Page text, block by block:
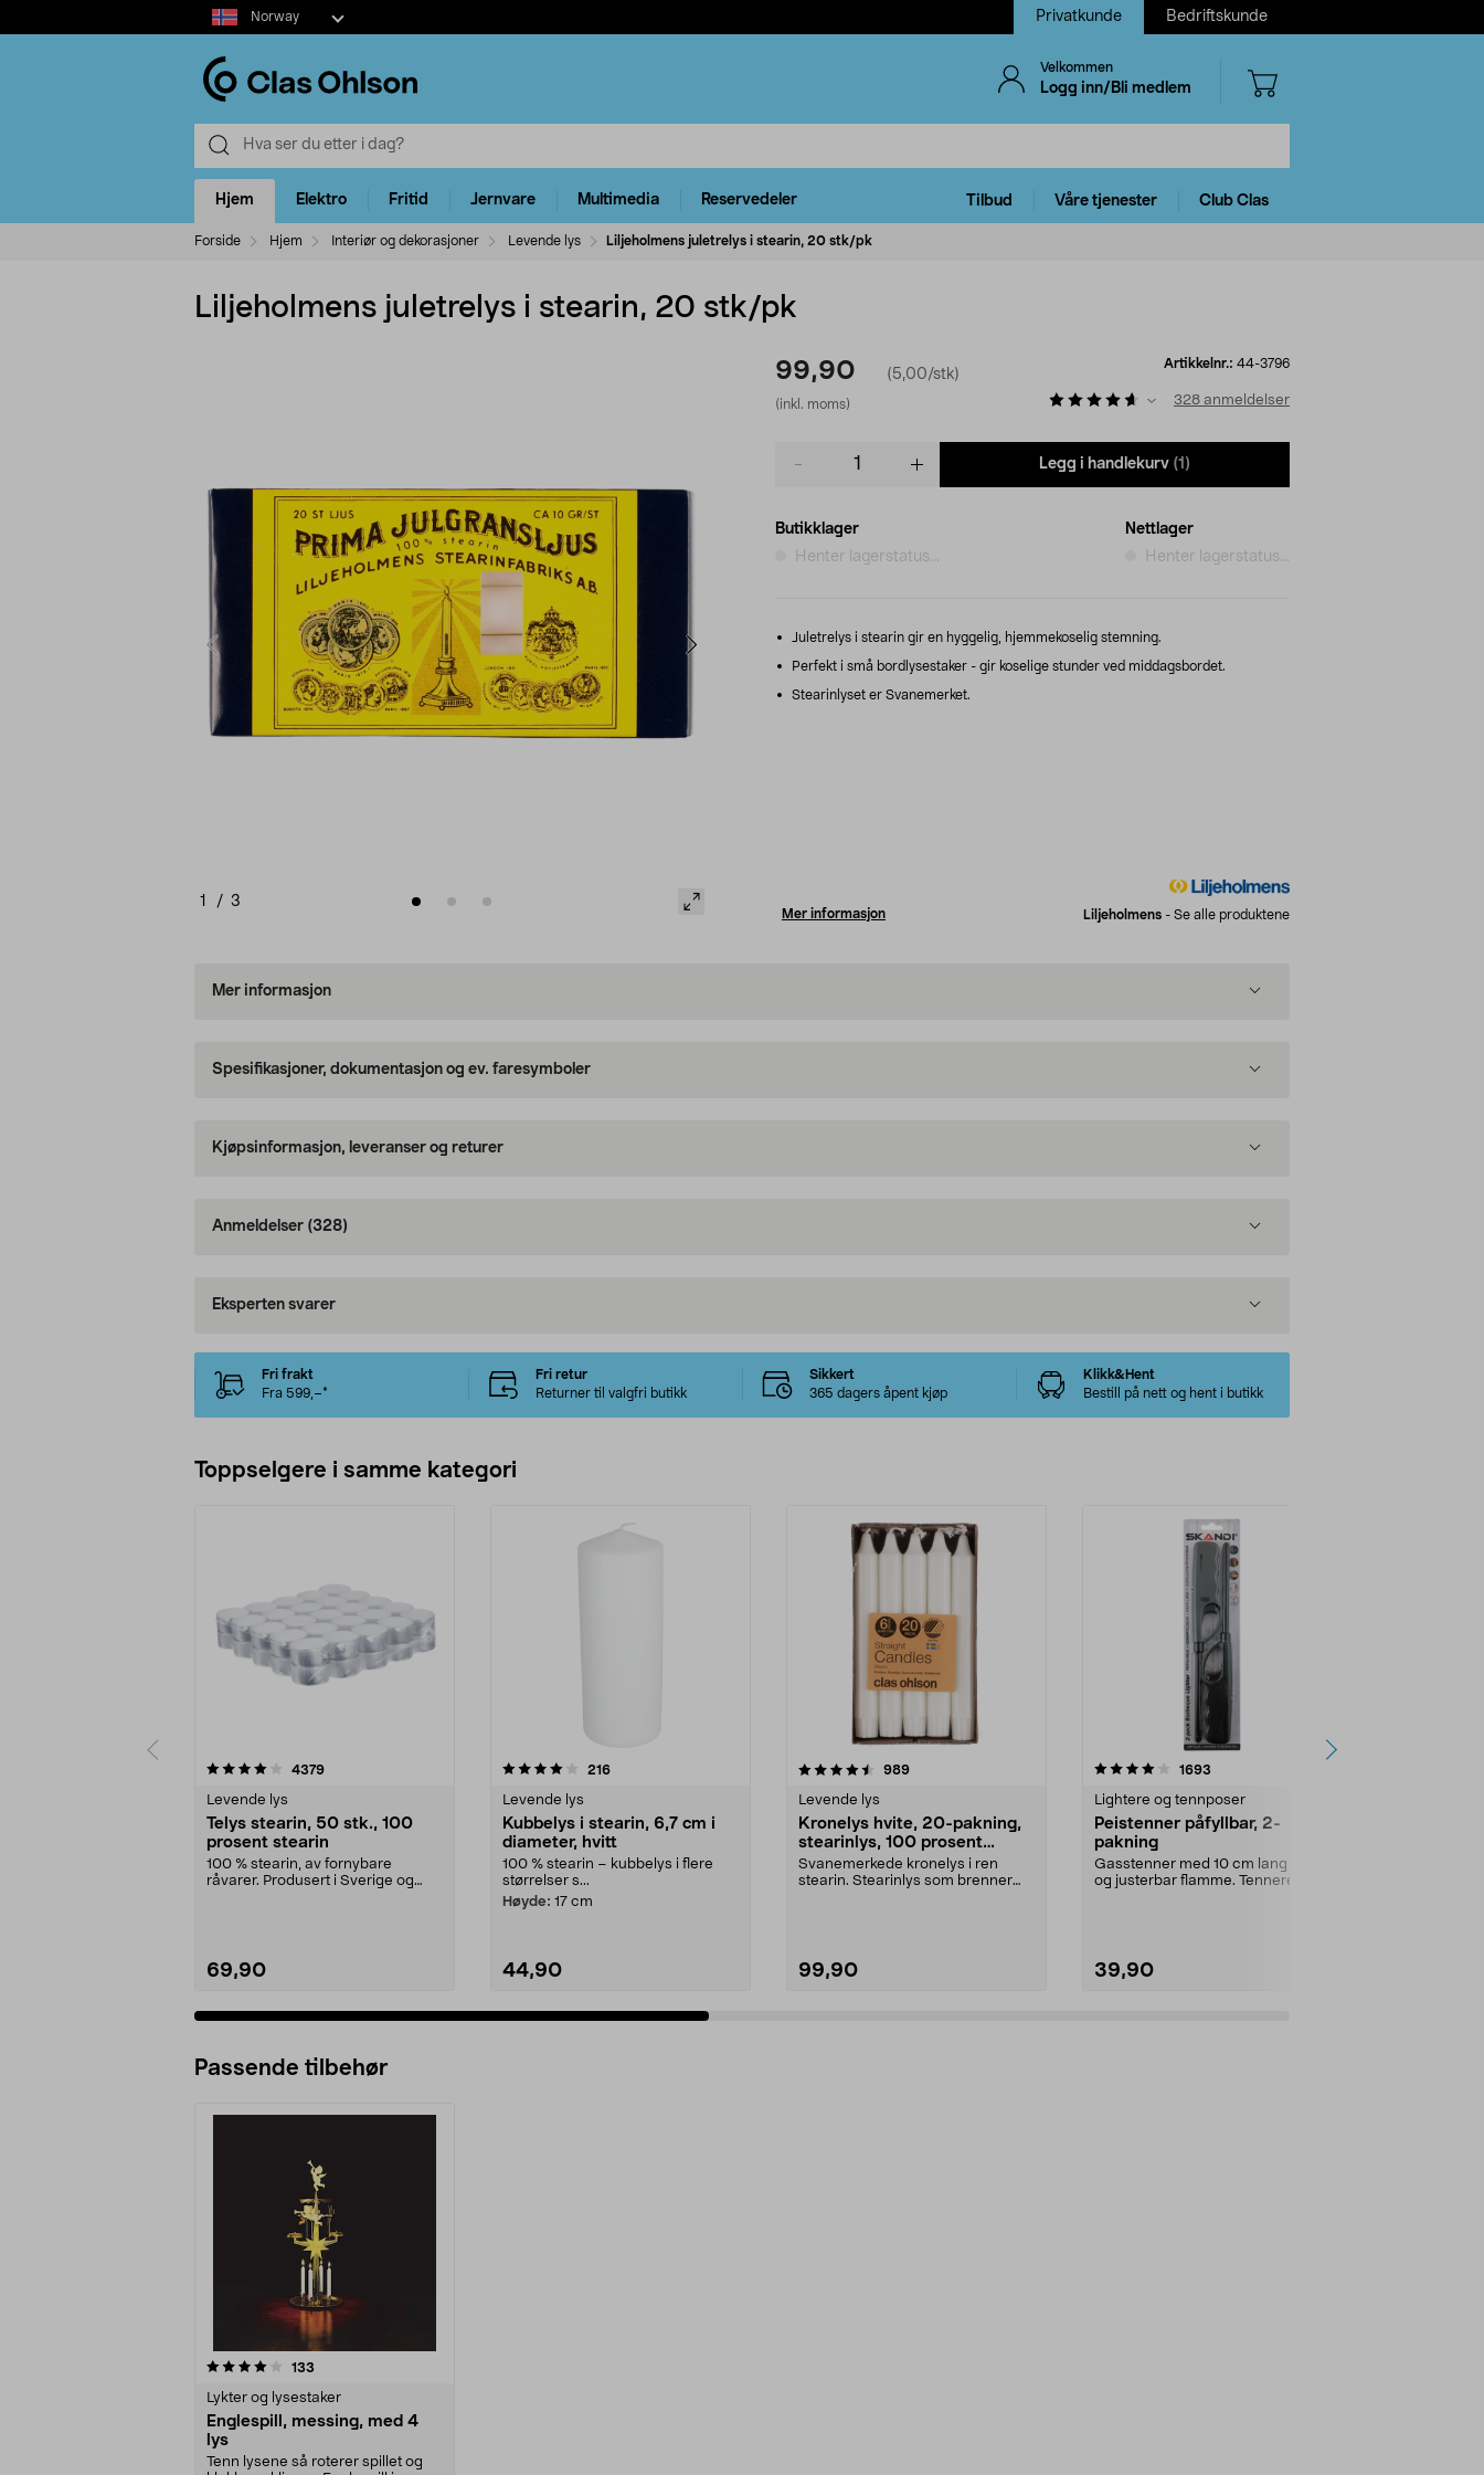
Select
market
Norway Privatkunde Bedriftskunde
Velkommen
Logg inn/Bli medlem
Hjem Elektro Fritid Jernvare Multimedia Reservedeler Tilbud Våre tjenester Club Clas
Forside Hjem Interiør og dekorasjoner Levende lys Liljeholmens juletrelys i stearin, 20 stk/pk
Liljeholmens juletrelys i stearin, 20 stk/pk
1 / 3
99,90 (5,00/stk)
(inkl. moms)
Artikkelnr.: 44-3796
328 anmeldelser
Legg i handlekurv (1)
Butikklager
Henter lagerstatus...
Nettlager
Henter lagerstatus...
Juletrelys i stearin gir en hyggelig, hjemmekoselig stemning.
Perfekt i små bordlysestaker - gir koselige stunder ved middagsbordet.
Stearinlyset er Svanemerket.
Mer informasjon Liljeholmens - Se alle produktene
Mer informasjon
Spesifikasjoner, dokumentasjon og ev. faresymboler
Kjøpsinformasjon, leveranser og returer
Anmeldelser (328)
Eksperten svarer
Fri frakt
Fra 599,–*
Fri retur
Returner til valgfri butikk
Sikkert
365 dagers åpent kjøp
Klikk&Hent
Bestill på nett og hent i butikk
Toppselgere i samme kategori
4379anmeldelser
Levende lys
Telys stearin, 50 stk., 100
prosent stearin
100 % stearin, av fornybare
råvarer. Produsert i Sverige og
69,90
4.0 av 5 stjerner 216anmeldelser
Levende lys
Kubbelys i stearin, 6,7 cm i
diameter, hvitt
100 % stearin – kubbelys i flere
størrelser s...
Høyde: 17 cm
44,90
4.5 av 5 stjerner 989anmeldelser
Levende lys
Kronelys hvite, 20-pakning,
stearinlys, 100 prosent
stearin
Svanemerkede kronelys i ren
stearin. Stearinlys som brenner
99,90
4.0 av 5 stjerner 1693
Lightere og tennposer
Peistenner påfyllbar, 2-
pakning
Gasstenner med 10 cm lang hals
og justerbar flamme. Tenneren
39,90
4.0 av 5 stjerner
Passende tilbehør
133
Lykter og lysestaker
Englespill, messing, med 4
lys
Tenn lysene så roterer spillet og